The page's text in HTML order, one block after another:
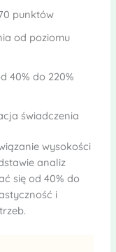
punktów
od poziomu
40% do 220%
świadczenia
wysokości
analiz
się od 40% do
i